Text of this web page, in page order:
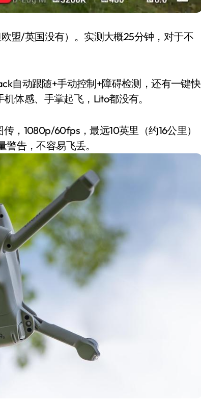
盟/英国没有）。实测大概25分钟，对于不
自动跟随+手动控制+障碍检测，还有一键快
体感、手掌起飞，Lito都没有。
，1080p/60fps，最远10英里（约16公里）
告，不容易飞丢。